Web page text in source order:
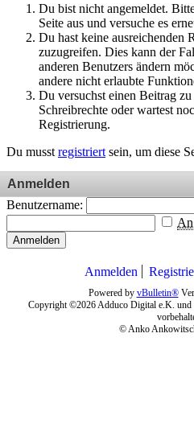
Du bist nicht angemeldet.
Seite aus und versuche es
Du hast keine ausreichenden
zuzugreifen. Dies kann der
anderen Benutzers ändern
andere nicht erlaubte
Du versuchst einen Beitrag
Schreibrechte oder wartest
Registrierung.
Du musst registriert sein, um diese
Anmelden
Benutzername:
Anmelden
Anmelden
Powered by vBulletin®
Copyright ©2026 Adduco Digital e.K.
© Anko